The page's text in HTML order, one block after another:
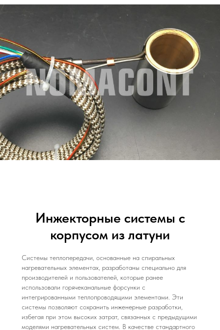
Инжекторные системы с
корпусом из латуни
Системы теплопередачи, основанные на спиральных
нагревательных элементах, разработаны специально для
производителей и пользователей, которые ранее
использовали горячеканальные форсунки с
интегрированными теплопроводящими элементами. Эти
системы позволяют сохранить инженерные разработки,
избегая при этом высоких затрат, связанных с предыдущими
моделями нагревательных систем. В качестве стандартного